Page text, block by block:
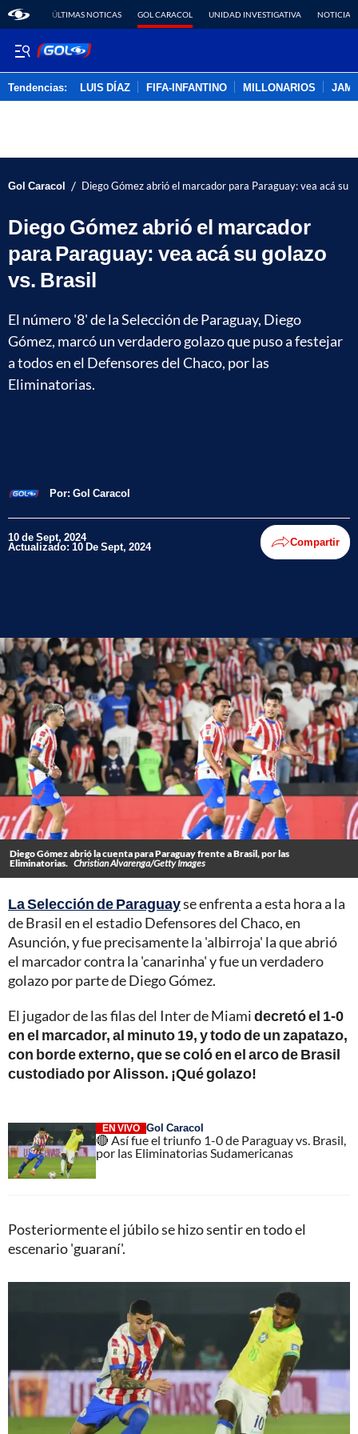
ÚLTIMAS NOTICAS GOL CARACOL UNIDAD INVESTIGATIVA NOTICIAS
Tendencias: LUIS DÍAZ FIFA-INFANTINO MILLONARIOS
Gol Caracol / Diego Gómez abrió el marcador para Paraguay: vea acá su
Diego Gómez abrió el marcador
para Paraguay: vea acá su golazo
vs. Brasil
El número '8' de la Selección de Paraguay, Diego
Gómez, marcó un verdadero golazo que puso a festejar
a todos en el Defensores del Chaco, por las
Eliminatorias.
Por: Gol Caracol
10 de Sept, 2024
Actualizado: 10 De Sept, 2024 Compartir
Diego Gómez abrió la cuenta para Paraguay frente a Brasil, por las
Eliminatorias. Christian Alvarenga/Getty Images
La Selección de Paraguayse enfrenta a esta hora a la
de Brasil en el estadio Defensores del Chaco, en
Asunción, y fue precisamente la 'albirroja' la que abrió
el marcador contra la 'canarinha' y fue un verdadero
golazo por parte de Diego Gómez.
El jugador de las filas del Inter de Miamidecretó el 1-0
en el marcador, al minuto 19, y todo de un zapatazo,
con borde externo, que se coló en el arco de Brasil
custodiado por Alisson. ¡Qué golazo!
EN VIVO Gol Caracol
🔴 Así fue el triunfo 1-0 de Paraguay vs. Brasil,
por las Eliminatorias Sudamericanas
Posteriormente el júbilo se hizo sentir en todo el
escenario 'guaraní'.